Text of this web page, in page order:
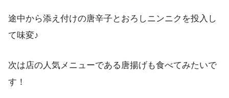
途中から添え付けの唐辛子とおろしニンニクを投入し
て味変♪
次は店の人気メニューである唐揚げも食べてみたいで
す！